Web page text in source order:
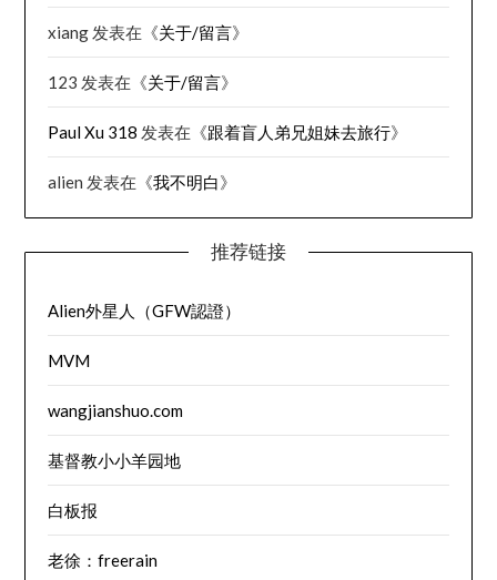
xiang 发表在《关于/留言》
123 发表在《关于/留言》
Paul Xu 318 发表在《跟着盲人弟兄姐妹去旅行》
alien 发表在《我不明白》
推荐链接
Alien外星人（GFW認證）
MVM
wangjianshuo.com
基督教小小羊园地
白板报
老徐：freerain